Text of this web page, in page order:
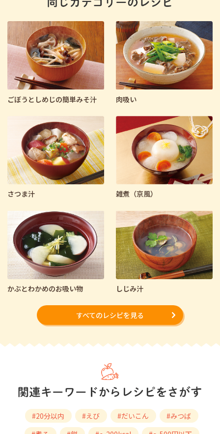
ごぼうとしめじの簡単みそ汁 肉吸い
さつま汁 雑煮（京風）
かぶとわかめのお吸い物 しじみ汁
すべてのレシピを見る
#20分以内 #えび #だいこん
#みつば